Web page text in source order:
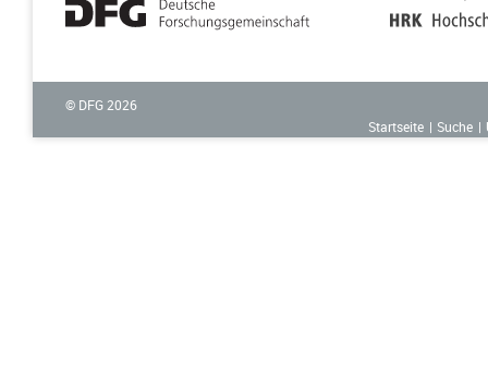
© DFG 2026
Startseite
Suche